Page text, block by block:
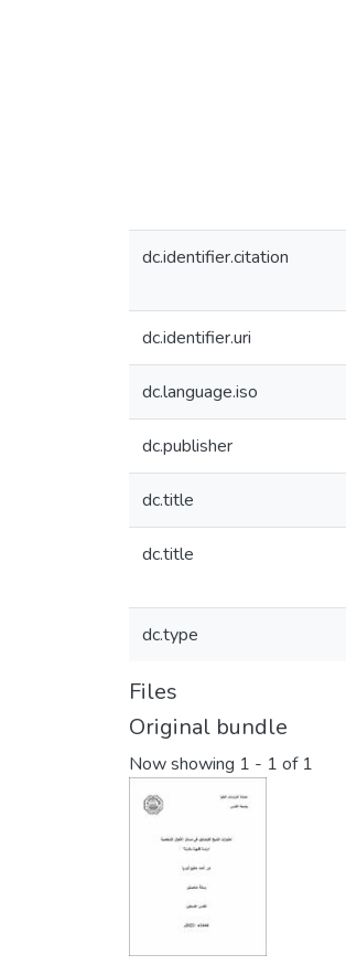
dc.identifier.citation
dc.identifier.uri
dc.language.iso
dc.publisher
dc.title
dc.title
dc.type
Files
Original bundle
Now showing 1 - 1 of 1